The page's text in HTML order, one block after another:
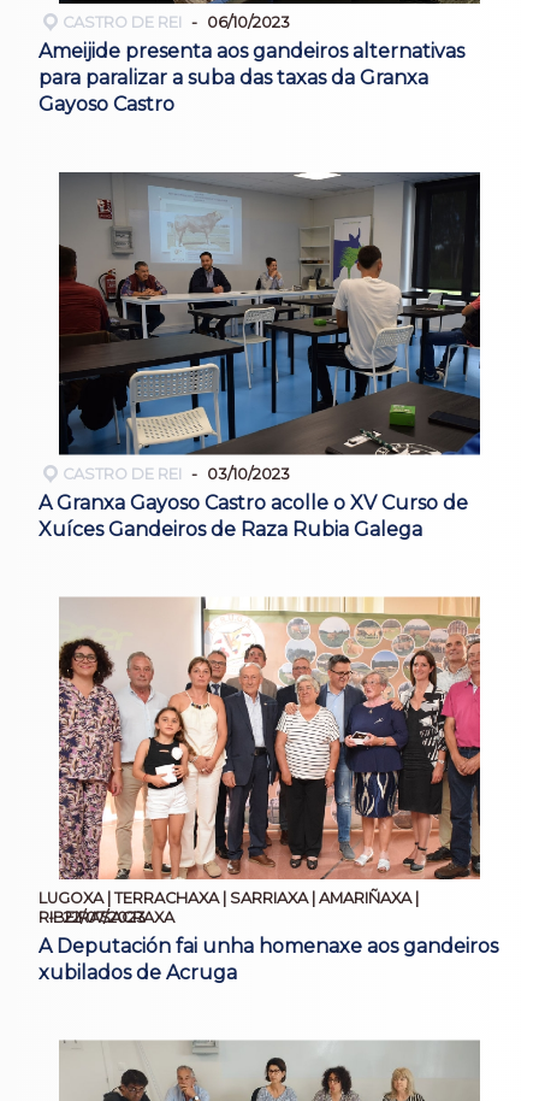
CASTRO DE REI 06/10/2023
Ameijide presenta aos gandeiros alternativas
para paralizar a suba das taxas da Granxa
Gayoso Castro
CASTRO DE REI 03/10/2023
A Granxa Gayoso Castro acolle o XV Curso de
Xuíces Gandeiros de Raza Rubia Galega
LUGOXA | TERRACHAXA | SARRIAXA | AMARIÑAXA |
RIBEIRASACRAXA
22/07/2023
A Deputación fai unha homenaxe aos gandeiros
xubilados de Acruga